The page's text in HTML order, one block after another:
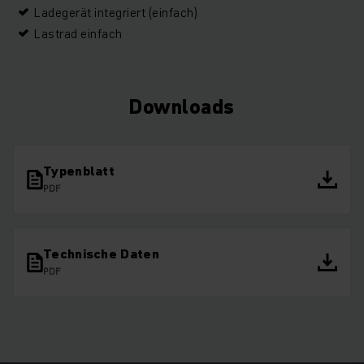
Ladegerät integriert (einfach)
Lastrad einfach
Downloads
Typenblatt
PDF
Technische Daten
PDF